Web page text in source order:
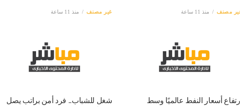
مصنف منذ 11 ساعة غير مصنف منذ 11 ساعة
ارتفاع أسعار النفط عالميًا وسط
شغل للشباب.. فرد أمن براتب يصل